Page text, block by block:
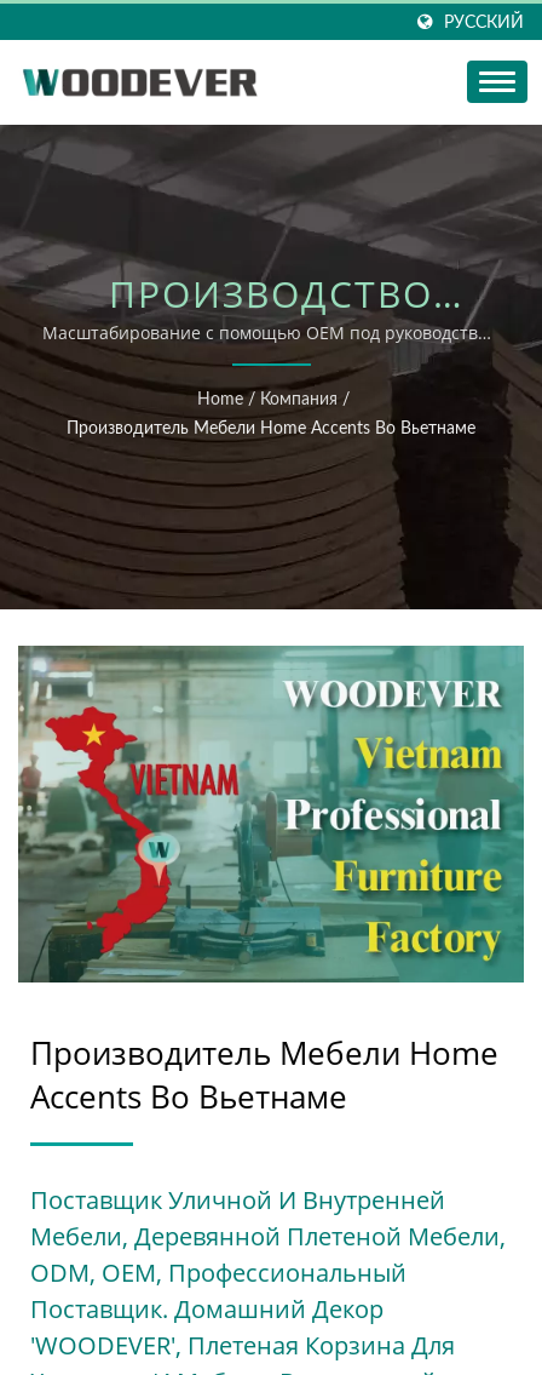
РУССКИЙ
ПРОИЗВОДСТВО
УЛИЧНОЙ МЕБЕЛИ ВО
ВЬЕТНАМЕ (WOODEVER
ШТАБ-КВАРТИРА НА
ТАЙВАНЕ)
Масштабирование с помощью OEM под руководством
Тайваня и производством во Вьетнаме
Home / Компания /
Производитель Мебели Home Accents Во Вьетнаме
Производитель Мебели Home
Accents Во Вьетнаме
Поставщик Уличной И Внутренней
Мебели, Деревянной Плетеной Мебели,
ODM, OEM, Профессиональный
Поставщик. Домашний Декор
'WOODEVER', Плетеная Корзина Для